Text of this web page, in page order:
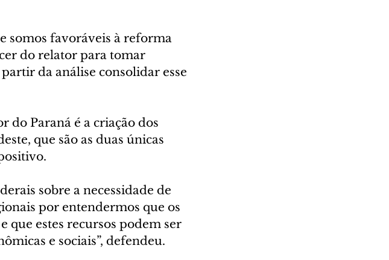
somos favoráveis à reforma
do relator para tomar
da análise consolidar esse
do Paraná é a criação dos
que são as duas únicas
sobre a necessidade de
por entendermos que os
que estes recursos podem ser
e sociais”, defendeu.